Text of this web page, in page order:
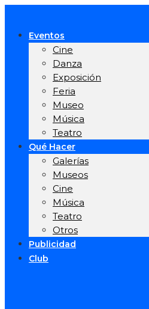
Eventos
Cine
Danza
Exposición
Feria
Museo
Música
Teatro
Qué Hacer
Galerías
Museos
Cine
Música
Teatro
Otros
Publicidad
Club